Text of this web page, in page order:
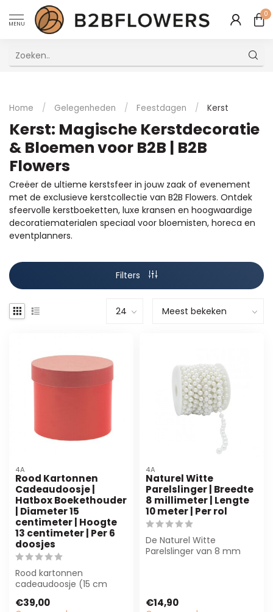
MENU
0
Home / Gelegenheden / Feestdagen / Kerst
Kerst: Magische Kerstdecoratie
& Bloemen voor B2B | B2B
Flowers
Creëer de ultieme kerstsfeer in jouw zaak of evenement
met de exclusieve kerstcollectie van B2B Flowers. Ontdek
sfeervolle kerstboeketten, luxe kransen en hoogwaardige
decoratiematerialen speciaal voor bloemisten, horeca en
eventplanners.
Filters
4A
Rood Kartonnen
Cadeaudoosje |
Hatbox Boekethouder
| Diameter 15
centimeter | Hoogte
13 centimeter | Per 6
doosjes
Rood kartonnen
cadeaudoosje (15 cm
voor elegante boeketpre...
€39,00
4A
Naturel Witte
Parelslinger | Breedte
8 millimeter | Lengte
10 meter | Per rol
De Naturel Witte
Parelslinger van 8 mm
€14,90